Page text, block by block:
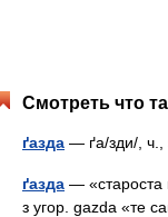
Смотреть что
ґазда — ґа/зди/,
ґазда — «староста
з угор. gazda «те